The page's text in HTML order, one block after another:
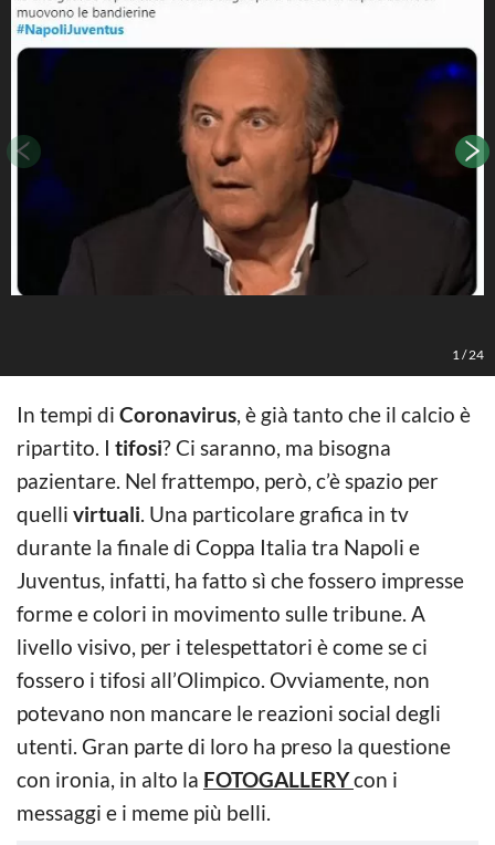
1 /24
In tempi di Coronavirus, è già tanto che il calcio è
ripartito. I tifosi? Ci saranno, ma bisogna
pazientare. Nel frattempo, però, c’è spazio per
quelli virtuali. Una particolare grafica in tv
durante la finale di Coppa Italia tra Napoli e
Juventus, infatti, ha fatto sì che fossero impresse
forme e colori in movimento sulle tribune. A
livello visivo, per i telespettatori è come se ci
fossero i tifosi all’Olimpico. Ovviamente, non
potevano non mancare le reazioni social degli
utenti. Gran parte di loro ha preso la questione
con ironia, in alto la FOTOGALLERYcon i
messaggi e i meme più belli.